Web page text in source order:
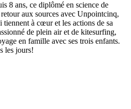
8 ans, ce diplômé en science de
aux sources avec Unpointcinq,
à cœur et les actions de sa
de plein air et de kitesurfing,
en famille avec ses trois enfants.
les jours!